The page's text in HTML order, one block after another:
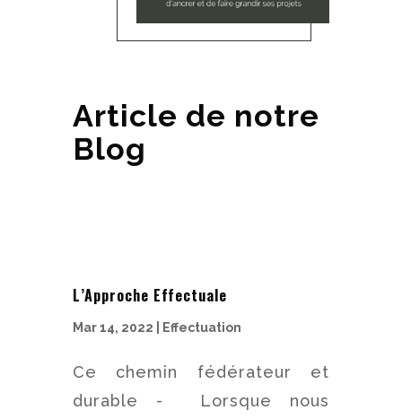
Article de notre
Blog
L’Approche Effectuale
Mar 14, 2022 Effectuation
Ce chemin fédérateur et
durable - Lorsque nous